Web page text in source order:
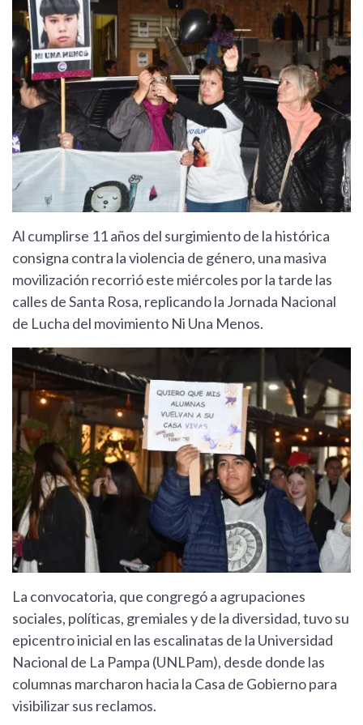
Al cumplirse 11 años del surgimiento de la histórica
consigna contra la violencia de género, una masiva
movilización recorrió este miércoles por la tarde las
calles de Santa Rosa, replicando la Jornada Nacional
de Lucha del movimiento Ni Una Menos.
La convocatoria, que congregó a agrupaciones
sociales, políticas, gremiales y de la diversidad, tuvo su
epicentro inicial en las escalinatas de la Universidad
Nacional de La Pampa (UNLPam), desde donde las
columnas marcharon hacia la Casa de Gobierno para
visibilizar sus reclamos.